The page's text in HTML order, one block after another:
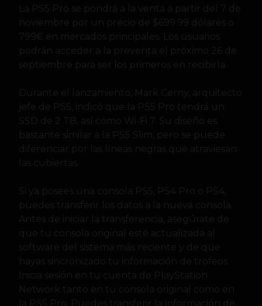
La PS5 Pro se pondrá a la venta a partir del 7 de
noviembre por un precio de $699.99 dólares o
799€ en mercados principales. Los usuarios
podrán acceder a la preventa el próximo 26 de
septiembre para ser los primeros en recibirla.
Durante el lanzamiento, Mark Cerny, arquitecto
jefe de PS5, indicó que la PS5 Pro tendrá un
SSD de 2 TB, así como Wi-Fi 7. Su diseño es
bastante similar a la PS5 Slim, pero se puede
diferenciar por las líneas negras que atraviesan
las cubiertas.
Si ya posees una consola PS5, PS4 Pro o PS4,
puedes transferir los datos a la nueva consola.
Antes de iniciar la transferencia, asegúrate de
que tu consola original esté actualizada al
software del sistema más reciente y de que
hayas sincronizado tu información de trofeos.
Inicia sesión en tu cuenta de PlayStation
Network tanto en tu consola original como en
la PS5 Pro. Puedes transferir la información de